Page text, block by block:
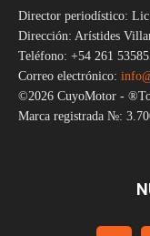
Director periodístico:
Dirección: Arístides
Teléfono: +54 261
Correo electrónico:
©2026 CuyoMotor -
Marca registrada №: